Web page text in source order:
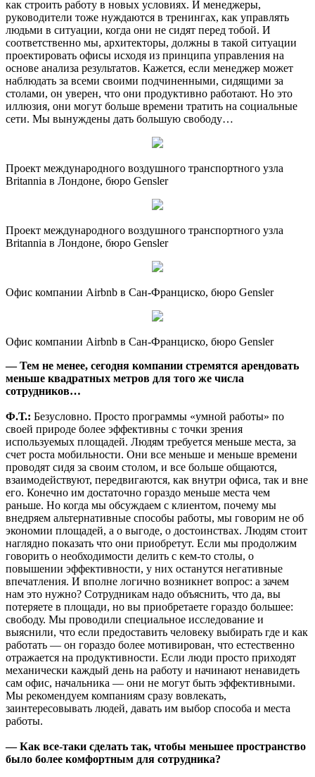
как строить работу в новых условиях. И менеджеры,
руководители тоже нуждаются в тренингах, как управлять
людьми в ситуации, когда они не сидят перед тобой. И
соответственно мы, архитекторы, должны в такой ситуации
проектировать офисы исходя из принципа управления на
основе анализа результатов. Кажется, если менеджер может
наблюдать за всеми своими подчиненными, сидящими за
столами, он уверен, что они продуктивно работают. Но это
иллюзия, они могут больше времени тратить на социальные
сети. Мы вынуждены дать большую свободу…
Проект международного воздушного транспортного узла
Britannia в Лондоне, бюро Gensler
Проект международного воздушного транспортного узла
Britannia в Лондоне, бюро Gensler
Офис компании Airbnb в Сан-Франциско, бюро Gensler
Офис компании Airbnb в Сан-Франциско, бюро Gensler
— Тем не менее, сегодня компании стремятся арендовать
меньше квадратных метров для того же числа
сотрудников…
Ф.Т.: Безусловно. Просто программы «умной работы» по
своей природе более эффективны с точки зрения
используемых площадей. Людям требуется меньше места, за
счет роста мобильности. Они все меньше и меньше времени
проводят сидя за своим столом, и все больше общаются,
взаимодействуют, передвигаются, как внутри офиса, так и вне
его. Конечно им достаточно гораздо меньше места чем
раньше. Но когда мы обсуждаем с клиентом, почему мы
внедряем альтернативные способы работы, мы говорим не об
экономии площадей, а о выгоде, о достоинствах. Людям стоит
наглядно показать что они приобретут. Если мы продолжим
говорить о необходимости делить с кем-то столы, о
повышении эффективности, у них останутся негативные
впечатления. И вполне логично возникнет вопрос: а зачем
нам это нужно? Сотрудникам надо объяснить, что да, вы
потеряете в площади, но вы приобретаете гораздо большее:
свободу. Мы проводили специальное исследование и
выяснили, что если предоставить человеку выбирать где и как
работать — он гораздо более мотивирован, что естественно
отражается на продуктивности. Если люди просто приходят
механически каждый день на работу и начинают ненавидеть
сам офис, начальника — они не могут быть эффективными.
Мы рекомендуем компаниям сразу вовлекать,
заинтересовывать людей, давать им выбор способа и места
работы.
— Как все-таки сделать так, чтобы меньшее пространство
было более комфортным для сотрудника?